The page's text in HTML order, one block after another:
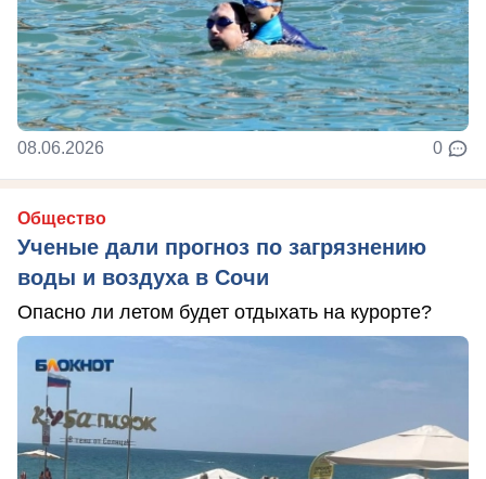
08.06.2026 0
Общество
Ученые дали прогноз по загрязнению
воды и воздуха в Сочи
Опасно ли летом будет отдыхать на курорте?